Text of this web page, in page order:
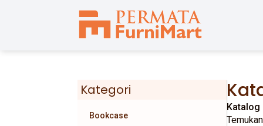
Kategori
Bookcase
Katalog